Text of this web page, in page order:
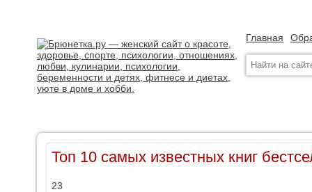
Главная
Топ 10 самых известных книг
23